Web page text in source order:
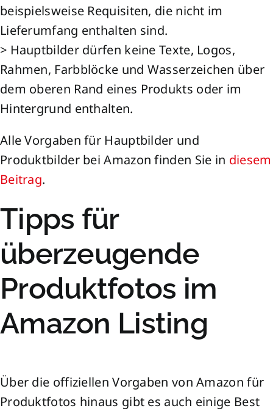
beispielsweise Requisiten, die nicht im
Lieferumfang enthalten sind.
> Hauptbilder dürfen keine Texte, Logos,
Rahmen, Farbblöcke und Wasserzeichen über
dem oberen Rand eines Produkts oder im
Hintergrund enthalten.
Alle Vorgaben für Hauptbilder und
Produktbilder bei Amazon finden Sie in diesem
Beitrag.
Tipps für
überzeugende
Produktfotos im
Amazon Listing
Über die offiziellen Vorgaben von Amazon für
Produktfotos hinaus gibt es auch einige Best